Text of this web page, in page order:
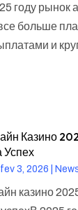
году рынок
больше
и
Казино
fev 3, 2026
казино